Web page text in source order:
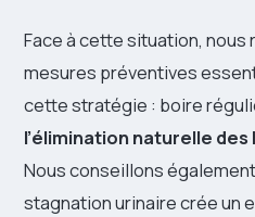
Face à cette situation,
mesures préventives
cette stratégie : boire
l’élimination naturelle
Nous conseillons
stagnation urinaire crée un